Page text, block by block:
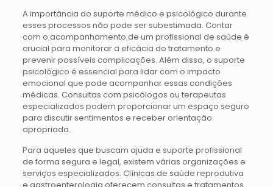
A importância do suporte médico e psicológico durante
esses processos não pode ser subestimada. Contar
com o acompanhamento de um profissional de saúde é
crucial para monitorar a eficácia do tratamento e
prevenir possíveis complicações. Além disso, o suporte
psicológico é essencial para lidar com o impacto
emocional que pode acompanhar essas condições
médicas. Consultas com psicólogos ou terapeutas
especializados podem proporcionar um espaço seguro
para discutir sentimentos e receber orientação
apropriada.
Para aqueles que buscam ajuda e suporte profissional
de forma segura e legal, existem várias organizações e
serviços especializados. Clínicas de saúde reprodutiva